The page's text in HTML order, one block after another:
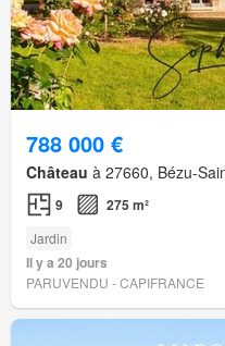
788 000 €
Château à 27660, Bézu-
9 275 m²
Jardin
Il y a 20 jours
PARUVENDU - CAPIFRANCE